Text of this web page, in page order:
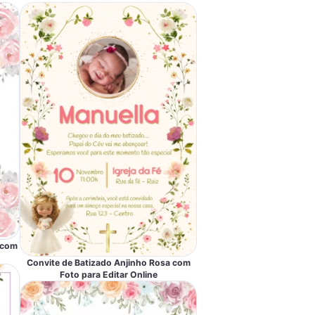
Convite de Batizado Anjinho Rosa com
Foto para Editar Online